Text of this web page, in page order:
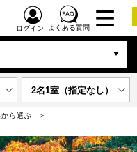
ログイン よくある質問
2名1室（指定なし）
ら選ぶ